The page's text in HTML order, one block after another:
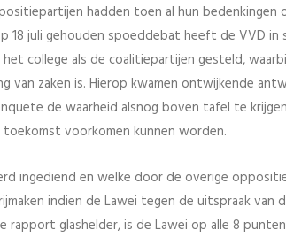
hadden toen al hun bedenkingen
juli gehouden spoeddebat heeft de VVD in
college als de coalitiepartijen gesteld,
van zaken is. Hierop kwamen ontwijkende
de waarheid alsnog boven tafel te
voorkomen kunnen worden.
ingediend en welke door de overige
indien de Lawei tegen de uitspraak van
rapport glashelder, is de Lawei op alle 8